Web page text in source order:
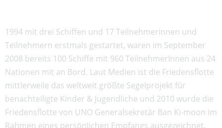
1994 mit drei Schiffen und 17 Teilnehmerinnen und
Teilnehmern erstmals gestartet, waren im September
2008 bereits 100 Schiffe mit 960 TeilnehmerInnen aus 24
Nationen mit an Bord. Laut Medien ist die Friedensflotte
mittlerweile das weltweit größte Segelprojekt für
benachteiligte Kinder & Jugendliche und 2010 wurde die
Friedensflotte von UNO Generalsekretär Ban Ki-moon im
Rahmen eines persönlichen Empfangs ausgezeichnet.